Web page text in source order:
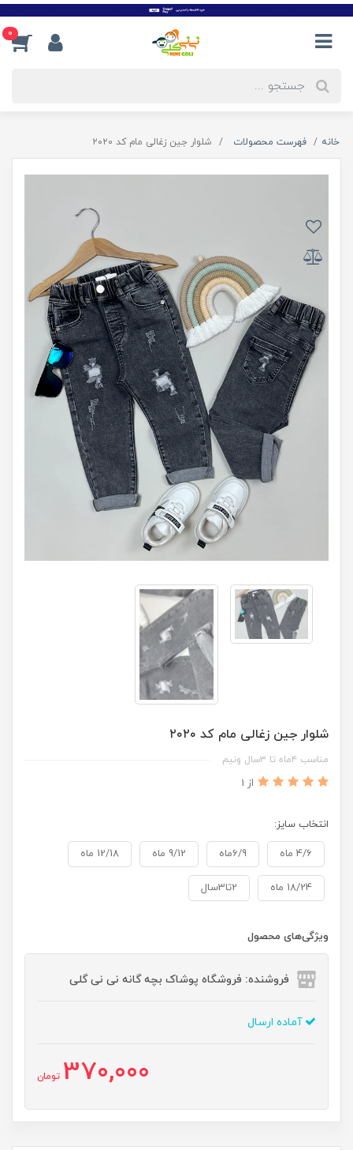
0
خانه فهرست محصولات شلوار جین زغالی مام کد ۲۰۲۰
شلوار جین زغالی مام کد ۲۰۲۰
مناسب ۴ماه تا ۳سال ونیم
از 1
انتخاب سایز:
4/6 ماه 6/9ماه 9/12 ماه 12/18 ماه
18/24 ماه 2تا3سال
ویژگی‌های محصول
فروشنده: فروشگاه پوشاک بچه گانه نی نی گلی
آماده ارسال
370,000 تومان